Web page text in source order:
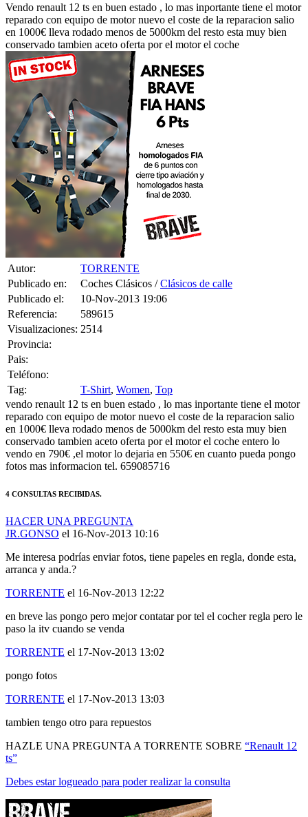
Vendo renault 12 ts en buen estado , lo mas inportante tiene el motor
reparado con equipo de motor nuevo el coste de la reparacion salio
en 1000€ lleva rodado menos de 5000km del resto esta muy bien
conservado tambien aceto oferta por el motor el coche
Autor:
TORRENTE
Publicado en:
Coches Clásicos /Clásicos de calle
Publicado el:
10-Nov-2013 19:06
Referencia:
589615
Visualizaciones: 2514
Provincia:
Pais:
Teléfono:
Tag:
T-Shirt, Women, Top
vendo renault 12 ts en buen estado , lo mas inportante tiene el motor
reparado con equipo de motor nuevo el coste de la reparacion salio
en 1000€ lleva rodado menos de 5000km del resto esta muy bien
conservado tambien aceto oferta por el motor el coche entero lo
vendo en 790€ ,el motor lo dejaria en 550€ en cuanto pueda pongo
fotos mas informacion tel. 659085716
4 CONSULTAS RECIBIDAS.
HACER UNA PREGUNTA
JR.GONSO el 16-Nov-2013 10:16
Me interesa podrías enviar fotos, tiene papeles en regla, donde esta,
arranca y anda.?
TORRENTE el 16-Nov-2013 12:22
en breve las pongo pero mejor contatar por tel el cocher regla pero le
paso la itv cuando se venda
TORRENTE el 17-Nov-2013 13:02
pongo fotos
TORRENTE el 17-Nov-2013 13:03
tambien tengo otro para repuestos
HAZLE UNA PREGUNTA A TORRENTE SOBRE “Renault 12
ts”
Debes estar logueado para poder realizar la consulta